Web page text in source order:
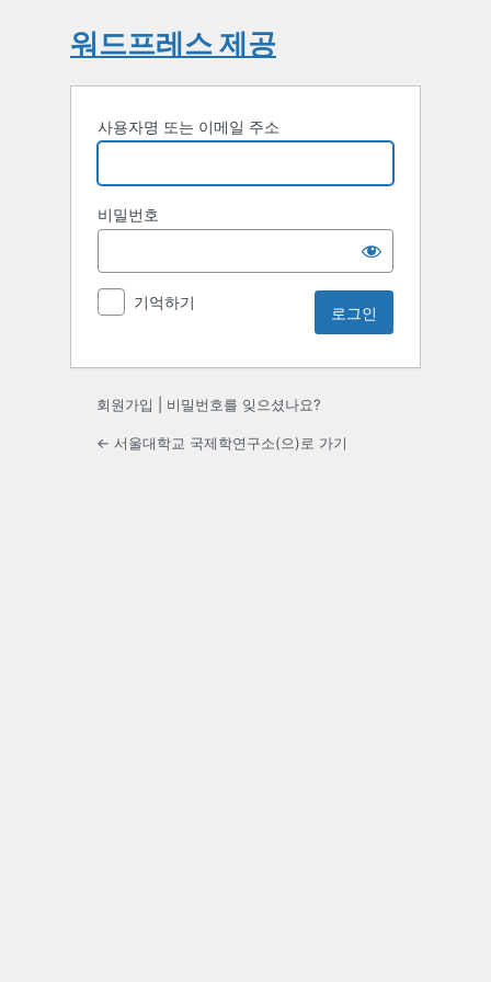
워드프레스 제공
사용자명 또는 이메일 주소
비밀번호
기억하기
회원가입 비밀번호를 잊으셨나요?
← 서울대학교 국제학연구소(으)로 가기